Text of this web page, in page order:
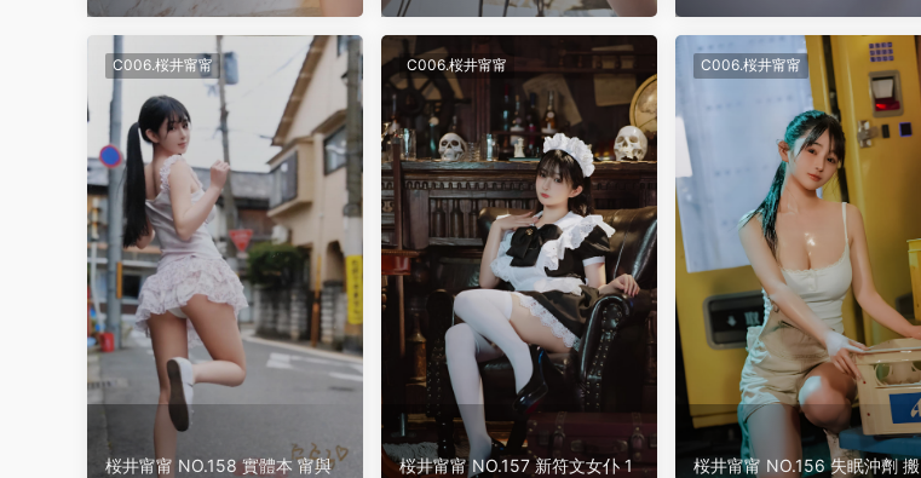
C006.桜井甯甯
桜井甯甯 NO.158 實體本 甯與
C006.桜井甯甯
桜井甯甯 NO.157 新符文女仆 1
C006.桜井甯甯
桜井甯甯 NO.156 失眠沖劑 搬